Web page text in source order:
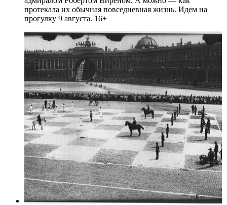
протекала их обычная повседневная жизнь. Идем на
прогулку 9 августа. 16+